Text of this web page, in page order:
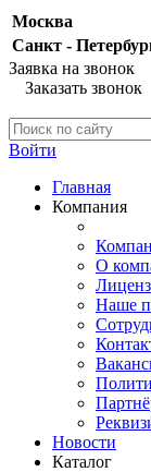
Москва
Санкт -
Заявка на звонок
Заказать звонок
Войти
Главная
Компания
О
Наше
Новости
Каталог